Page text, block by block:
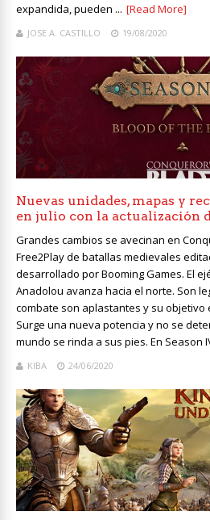
expandida, pueden ... [Read More]
JOSE A. CASTILLO 19/08/2020
Nuevas unidades, mapas y
en julio con la actualización
Grandes cambios se avecinan en
Free2Play de batallas medievales
desarrollado por Booming Games. El
Anadolou avanza hacia el norte. Son
combate son aplastantes y su objetivo
Surge una nueva potencia y no se
mundo se rinda a sus pies. En Season
KIBA 24/06/2020